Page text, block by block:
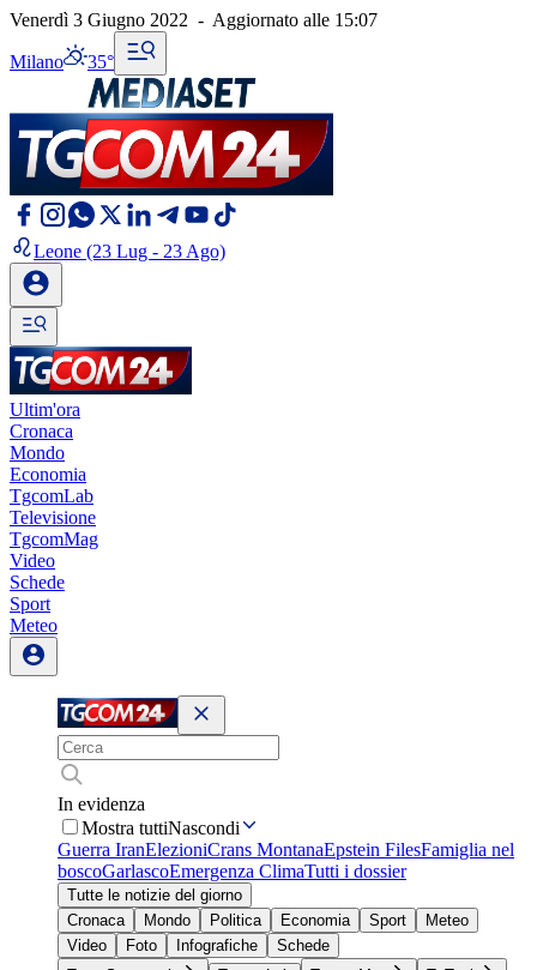
Venerdì 3 Giugno 2022 - Aggiornato alle 15:07
Milano 35°
Leone (23 Lug - 23 Ago)
Ultim'ora
Cronaca
Mondo
Economia
TgcomLab
Televisione
TgcomMag
Video
Schede
Sport
Meteo
In evidenza
Mostra tuttiNascondi
Guerra IranElezioniCrans MontanaEpstein FilesFamiglia nel
boscoGarlascoEmergenza ClimaTutti i dossier
Tutte le notizie del giorno
Cronaca
Mondo Politica Economia Sport
Meteo
Video
Foto Infografiche
Schede